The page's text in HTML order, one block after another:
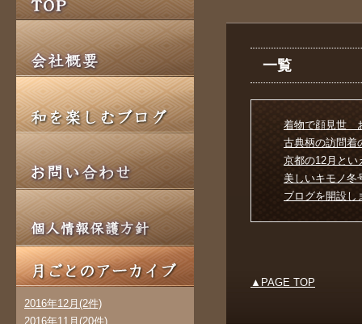
2016年12月(2件)
2016年11月(20件)
一覧
着物で顔見世
古典柄の訪問
京都の12月とい
美しいキモノ冬
ブログを開設し
▲PAGE TOP